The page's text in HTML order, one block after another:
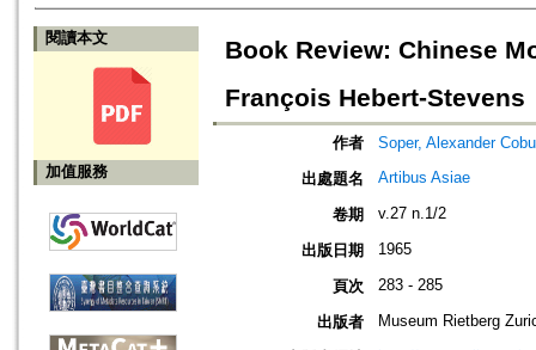
閱讀本文
加值服務
Book Review: Chinese
François Hebert-Stevens
作者
Soper, Alexander
出處題名
Artibus Asiae
卷期 v.27 n.1/2
出版日期 1965
頁次 283 - 285
出版者 Museum Rietberg